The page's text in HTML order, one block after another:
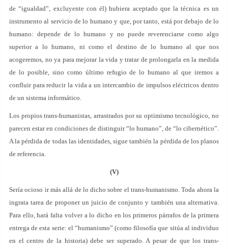
de “igualdad”, excluyente con él) hubiera aceptado que la técnica es un
instrumento al servicio de lo humano y que, por tanto, está por debajo de lo
humano: depende de lo humano y no puede reverenciarse como algo
superior a lo humano, ni como el destino de lo humano al que nos
acogeremos, no ya para mejorar la vida y tratar de prolongarla en la medida
de lo posible, sino como último refugio de lo humano al que iremos a
confluir para reducir la vida a un intercambio de impulsos eléctricos dentro
de un sistema informático.
Los propios trans-humanistas, arrastrados por su optimismo tecnológico, no
parecen estar en condiciones de distinguir “lo humano”, de “lo cibernético”.
A la pérdida de todas las identidades, sigue también la pérdida de los planos
de referencia.
(V)
Sería ocioso ir más allá de lo dicho sobre el trans-humanismo. Toda ahora la
ingrata tarea de proponer un juicio de conjunto y también una alternativa.
Para ello, hará falta volver a lo dicho en los primeros párrafos de la primera
entrega de esta serie: el “humanismo” (como filosofía que sitúa al individuo
en el centro de la historia) debe ser superado. A pesar de que los trans-